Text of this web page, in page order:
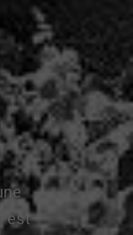
est